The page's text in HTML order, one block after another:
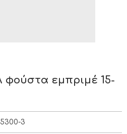
φούστα εμπριμέ 15-
3